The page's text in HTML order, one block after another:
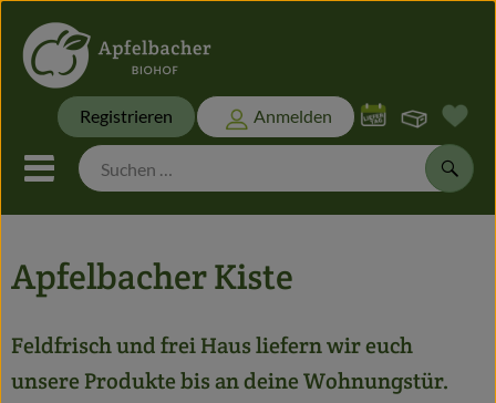
Registrieren Anmelden
Mobiles Menu öffnen oder
Biokisten
Biokisten
Apfelbacher Kiste
Feldfrisch und frei Haus liefern wir euch
unsere Produkte bis an deine Wohnungstür.